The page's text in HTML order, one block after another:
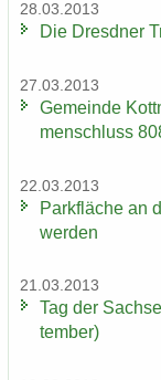
28.03.2013
Die Dresd­ner
27.03.2013
Ge­mein­de
men­schluss
22.03.2013
Park­flä­che an
wer­den
21.03.2013
Tag der
tem­ber)